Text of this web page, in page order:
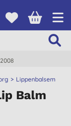
Lippenbalsem
Balm